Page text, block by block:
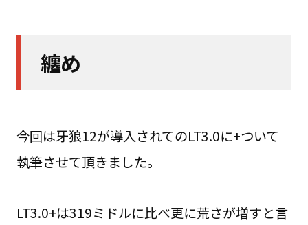
纏め
今回は牙狼12が導入されてのLT3.0に+ついて
執筆させて頂きました。
LT3.0+は319ミドルに比べ更に荒さが増すと言